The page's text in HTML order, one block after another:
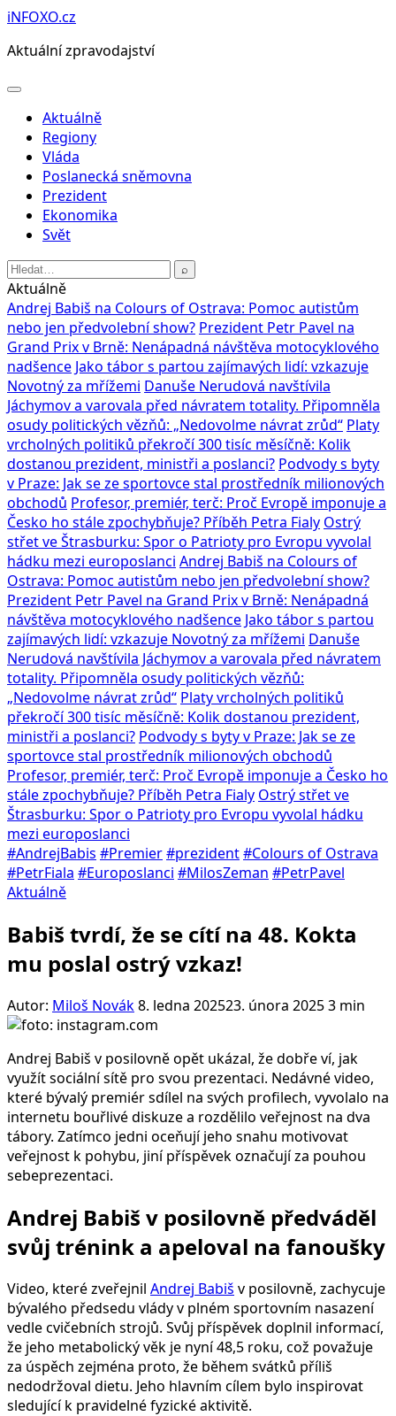
Přeskočit
obsah
iNFOXO.cz
Aktuální zpravodajství
Otevřít
Aktuálně
Regiony
Vláda
Poslanecká sněmovna
Prezident
Ekonomika
Svět
Hledat:
⌕
Aktuálně
Andrej Babiš na Colours of Ostrava: Pomoc autistům
nebo jen předvolební show? Prezident Petr Pavel na
Grand Prix v Brně: Nenápadná návštěva motocyklového
nadšence Jako tábor s partou zajímavých lidí: vzkazuje
Novotný za mřížemi Danuše Nerudová navštívila
Jáchymov a varovala před návratem totality. Připomněla
osudy politických vězňů: „Nedovolme návrat zrůd“ Platy
vrcholných politiků překročí 300 tisíc měsíčně: Kolik
dostanou prezident, ministři a poslanci? Podvody s byty
v Praze: Jak se ze sportovce stal prostředník milionových
obchodů Profesor, premiér, terč: Proč Evropě imponuje a
Česko ho stále zpochybňuje? Příběh Petra Fialy Ostrý
střet ve Štrasburku: Spor o Patrioty pro Evropu vyvolal
hádku mezi europoslanci Andrej Babiš na Colours of
Ostrava: Pomoc autistům nebo jen předvolební show?
Prezident Petr Pavel na Grand Prix v Brně: Nenápadná
návštěva motocyklového nadšence Jako tábor s partou
zajímavých lidí: vzkazuje Novotný za mřížemi Danuše
Nerudová navštívila Jáchymov a varovala před návratem
totality. Připomněla osudy politických vězňů:
„Nedovolme návrat zrůd“ Platy vrcholných politiků
překročí 300 tisíc měsíčně: Kolik dostanou prezident,
ministři a poslanci? Podvody s byty v Praze: Jak se ze
sportovce stal prostředník milionových obchodů
Profesor, premiér, terč: Proč Evropě imponuje a Česko ho
stále zpochybňuje? Příběh Petra Fialy Ostrý střet ve
Štrasburku: Spor o Patrioty pro Evropu vyvolal hádku
mezi europoslanci
#AndrejBabis #Premier#prezident#Colours of Ostrava
#PetrFiala #Europoslanci #MilosZeman #PetrPavel
Aktuálně
Babiš tvrdí, že se cítí na 48. Kokta
mu poslal ostrý vzkaz!
Autor: Miloš Novák8. ledna 202523. února 20253 min
Andrej Babiš v posilovně opět ukázal, že dobře ví, jak
využít sociální sítě pro svou prezentaci. Nedávné video,
které bývalý premiér sdílel na svých profilech, vyvolalo na
internetu bouřlivé diskuze a rozdělilo veřejnost na dva
tábory. Zatímco jedni oceňují jeho snahu motivovat
veřejnost k pohybu, jiní příspěvek označují za pouhou
sebeprezentaci.
Andrej Babiš v posilovně předváděl
svůj trénink a apeloval na fanoušky
Video, které zveřejnil Andrej Babiš v posilovně, zachycuje
bývalého předsedu vlády v plném sportovním nasazení
vedle cvičebních strojů. Svůj příspěvek doplnil informací,
že jeho metabolický věk je nyní 48,5 roku, což považuje
za úspěch zejména proto, že během svátků příliš
nedodržoval dietu. Jeho hlavním cílem bylo inspirovat
sledující k pravidelné fyzické aktivitě.